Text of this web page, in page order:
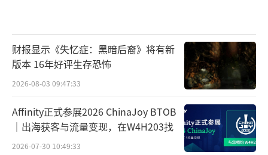
财报显示《失忆症：黑暗后裔》将有新
版本 16年好评生存恐怖
2026-08-03 09:47:33
Affinity正式参展2026 ChinaJoy BTOB
｜出海获客与流量变现，在W4H203找
2026-07-30 10:49:33